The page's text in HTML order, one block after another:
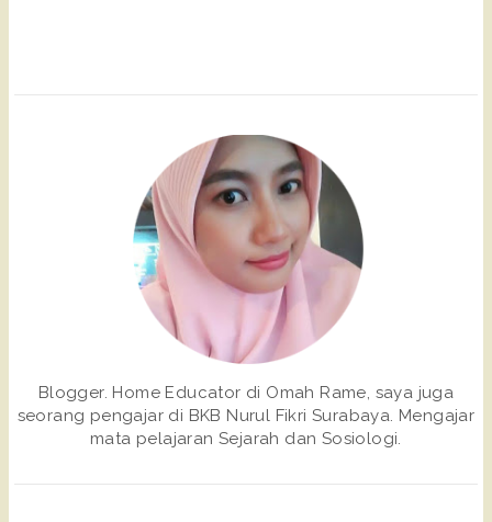
Blogger. Home Educator di Omah Rame, saya juga
seorang pengajar di BKB Nurul Fikri Surabaya. Mengajar
mata pelajaran Sejarah dan Sosiologi.